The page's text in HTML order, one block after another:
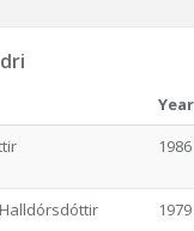
Year
1986
1979